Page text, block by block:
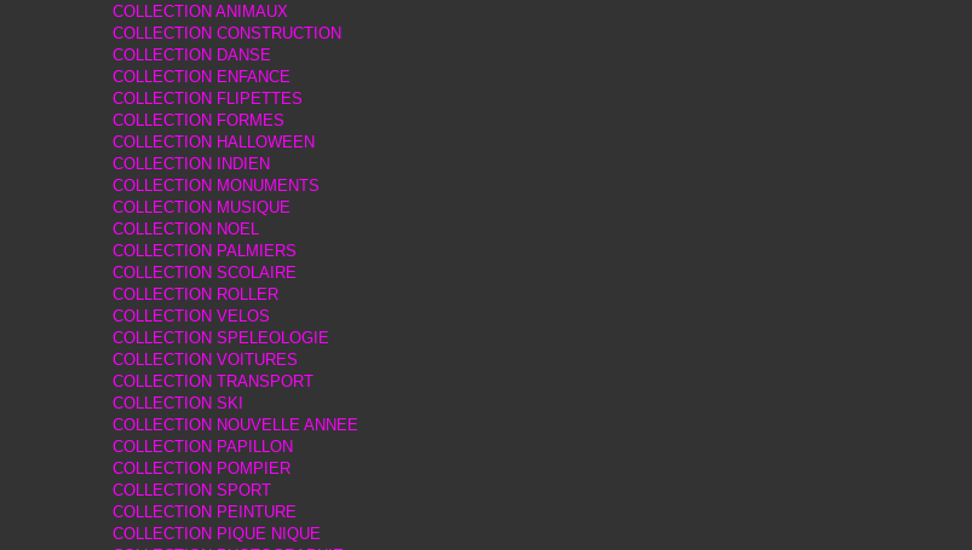
COLLECTION ANIMAUX
COLLECTION CONSTRUCTION
COLLECTION DANSE
COLLECTION ENFANCE
COLLECTION FLIPETTES
COLLECTION FORMES
COLLECTION HALLOWEEN
COLLECTION INDIEN
COLLECTION MONUMENTS
COLLECTION MUSIQUE
COLLECTION NOEL
COLLECTION PALMIERS
COLLECTION SCOLAIRE
COLLECTION ROLLER
COLLECTION VELOS
COLLECTION SPELEOLOGIE
COLLECTION VOITURES
COLLECTION TRANSPORT
COLLECTION SKI
COLLECTION NOUVELLE ANNEE
COLLECTION PAPILLON
COLLECTION POMPIER
COLLECTION SPORT
COLLECTION PEINTURE
COLLECTION PIQUE NIQUE